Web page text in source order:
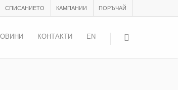
СПИСАНИЕТО КАМПАНИИ ПОРЪЧАЙ
КОНТАКТИ EN